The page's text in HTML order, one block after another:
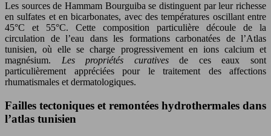
Les sources de Hammam Bourguiba se distinguent par leur richesse
en sulfates et en bicarbonates, avec des températures oscillant entre
45°C et 55°C. Cette composition particulière découle de la
circulation de l’eau dans les formations carbonatées de l’Atlas
tunisien, où elle se charge progressivement en ions calcium et
magnésium. Les propriétés curativesde ces eaux sont
particulièrement appréciées pour le traitement des affections
rhumatismales et dermatologiques.
Failles tectoniques et remontées hydrothermales dans
l’atlas tunisien